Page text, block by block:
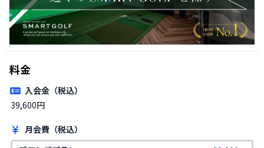
料金
入会金（税込）
39,600円
月会費（税込）